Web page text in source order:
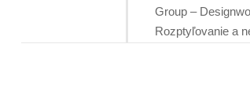
Group –
Rozptyľovanie a